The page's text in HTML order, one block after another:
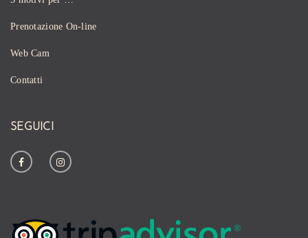
Prenotazione On-line
Web Cam
Contatti
SEGUICI